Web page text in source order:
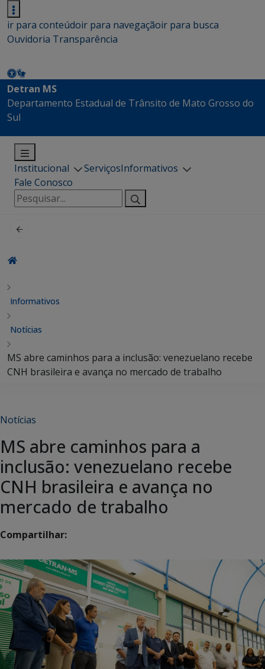
ir para conteúdoir para navegaçãoir para busca
Ouvidoria Transparência
Detran MS
Departamento Estadual de Trânsito de Mato Grosso do
Sul
Institucional ServiçosInformativos
Fale Conosco
Pesquisar
por:
Informativos
Notícias
MS abre caminhos para a inclusão: venezuelano recebe
CNH brasileira e avança no mercado de trabalho
Notícias
MS abre caminhos para a
inclusão: venezuelano recebe
CNH brasileira e avança no
mercado de trabalho
Compartilhar: